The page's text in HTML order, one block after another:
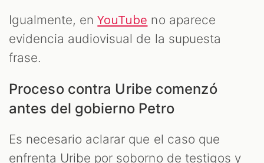
Igualmente, enYouTube no aparece
evidencia audiovisual de la supuesta
frase.
Proceso contra Uribe comenzó
antes del gobierno Petro
Es necesario aclarar que el caso que
enfrenta Uribe por soborno de testigos y